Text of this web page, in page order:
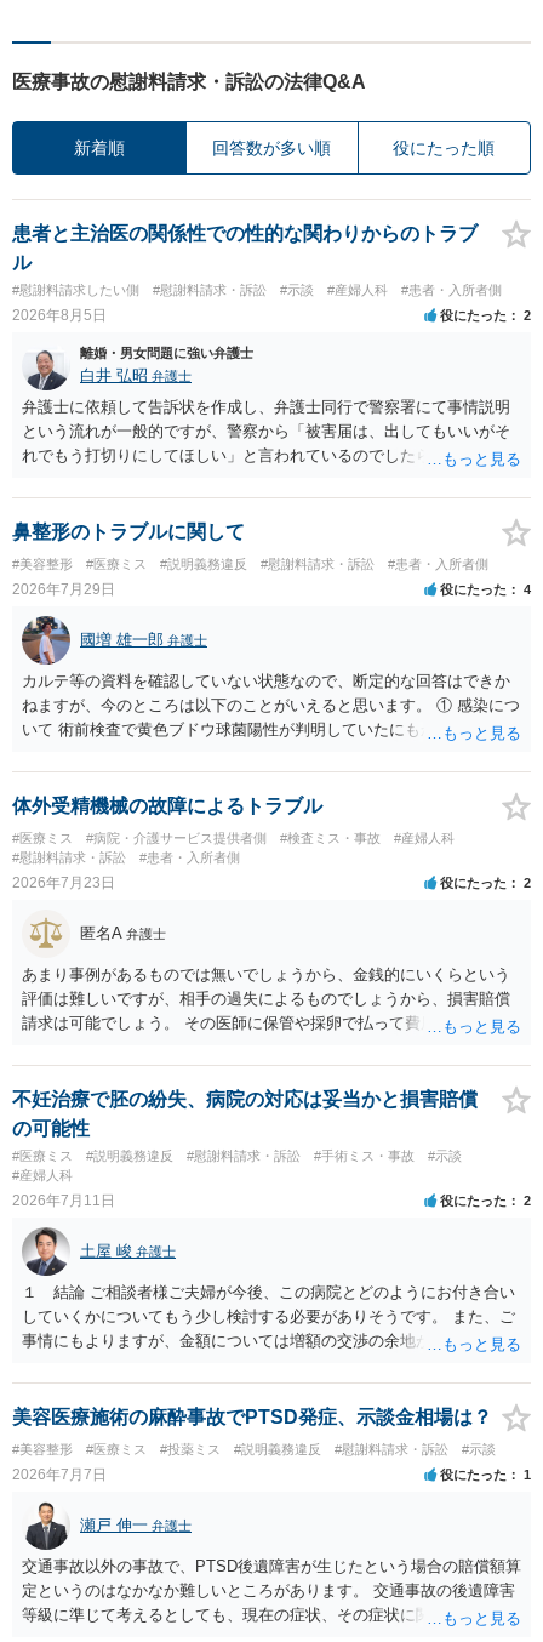
医療事故の慰謝料請求・訴訟の法律Q&A
新着順 回答数が多い順 役にたった順
患者と主治医の関係性での性的な関わりからのトラブ
ル
#慰謝料請求したい側 #慰謝料請求・訴訟 #示談 #産婦人科 #患者・入所者側
2026年8月5日 役にたった 2
離婚・男女問題に強い弁護士
白井 弘昭 弁護士
弁護士に依頼して告訴状を作成し、弁護士同行で警察署にて事情説明
という流れが一般的ですが、警察から「被害届は、出してもいいがそ
れでもう打切りにしてほしい」と言われているのでしたら、あまり結
検察庁に訴えるのもありかもしれないですが、実際に捜査をするの
は、結局所轄だと思われますので、やはり結論は変わらないかもしれ
ないです。 一度、最寄りの「刑事に強い」とうたっている弁護士に相
談してみてはいかがでしょうか。 以上、ご参考まで。
鼻整形のトラブルに関して
#美容整形 #医療ミス #説明義務違反 #慰謝料請求・訴訟 #患者・入所者側
2026年7月29日 役にたった 4
國増 雄一郎 弁護士
カルテ等の資料を確認していない状態なので、断定的な回答はできか
ねますが、今のところは以下のことがいえると思います。 ① 感染につ
いて 術前検査で黄色ブドウ球菌陽性が判明していたにもかかわらず、
的な医療水準に照らして相当でないと判断された場合には、相手方の
過失が認められる可能性があります。 当時の標準的な医療水準につい
仮に左右でリスクが著しくことなるという事実が立証できるのであれ
ば、それに関する説明や選択の機会が与えられなかったことは、説明
挙上について 施術内容に「鼻孔緑挙上」が含まれる合意がある事実
と、それを相手方が勝手に取りやめた事実を立証できれば、債務不履
行責任を追及できる可能性があります。 また術中の変更可能性に関す
る事前の説明がなされていないのであれば、説明義務違反にあたり、
これについても損害賠償請求できる可能性があります。 詳しくは、術
鼻孔緑挙上が実施内容として記載されている事実は、施術内容に鼻孔
緑挙上が含まれる合意がある事実を推認させる事実になると思われま
す。 ④当初の手術費用の返金や、他院での修正手術費用についても補
償を求めることが可能かについて 上記①〜③で記載された相手方の過
失又は債務不履行（他に過失又は債務不履行がある場合はそれも含
む）が認定され、それらと損害（当初の手術費用や他院での修正手術
費用）との間に相当因果関係が認められる場合は、補償を求めること
は可能です。 以上です。 何かあればご連絡ください。
体外受精機械の故障によるトラブル
#医療ミス #病院・介護サービス提供者側 #検査ミス・事故
#産婦人科
#慰謝料請求・訴訟
#患者・入所者側
2026年7月23日 役にたった 2
匿名A 弁護士
あまり事例があるものでは無いでしょうから、金銭的にいくらという
評価は難しいですが、相手の過失によるものでしょうから、損害賠償
請求は可能でしょう。 その医師に保管や採卵で払って費用の返金＋α
思います。
不妊治療で胚の紛失、病院の対応は妥当かと損害賠償
の可能性
#医療ミス #説明義務違反 #慰謝料請求・訴訟 #手術ミス・事故
#示談
#産婦人科
2026年7月11日 役にたった 2
土屋 峻 弁護士
１ 結論 ご相談者様ご夫婦が今後、この病院とどのようにお付き合い
していくかについてもう少し検討する必要がありそうです。 また、ご
事情にもよりますが、金額については増額の交渉の余地がありそうで
への不信感や失望のお気持ちがあろうかと存じます。他方で、「今後
の採卵・培養・凍結工程で、今回関わった培養士を自分たちの治療に
関与させないよう求める」ご意向があるのであれば、今後この病院で
の不妊治療を継続するお考えがあるように思われます。仮に、今後も
この病院での不妊治療を継続するのであれば、解決の方法として訴訟
は選択しづらく、交渉ベースでの解決が望ましいでしょう。 その上
で、病院の提案内容を検討すると、約５万３千円の内訳は、６個分の
培養・凍結費用の保険負担分とのことですから、今回失われた胚盤胞
のみならず、維持されている５個分の胚盤胞についても病院負担とし
ており、この点は病院の譲歩部分と評価できるでしょう（診療報酬点
数K917参照）。 他方で、４ＢＡというグレードが高い胚盤胞の移植が
美容医療施術の麻酔事故でPTSD発症、示談金相場は？
#美容整形 #医療ミス #投薬ミス #説明義務違反 #慰謝料請求・訴訟 #示談
2026年7月7日 役にたった 1
瀬戸 伸一 弁護士
交通事故以外の事故で、PTSD後遺障害が生じたという場合の賠償額算
定というのはなかなか難しいところがあります。 交通事故の後遺障害
等級に準じて考えるとしても、現在の症状、その症状に関する医療記